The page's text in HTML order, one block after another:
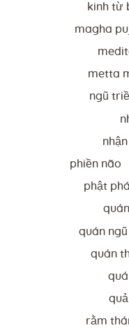
kinh từ
magha
metta
ngũ
phiền não
phật
quán ngũ
quán
rằm